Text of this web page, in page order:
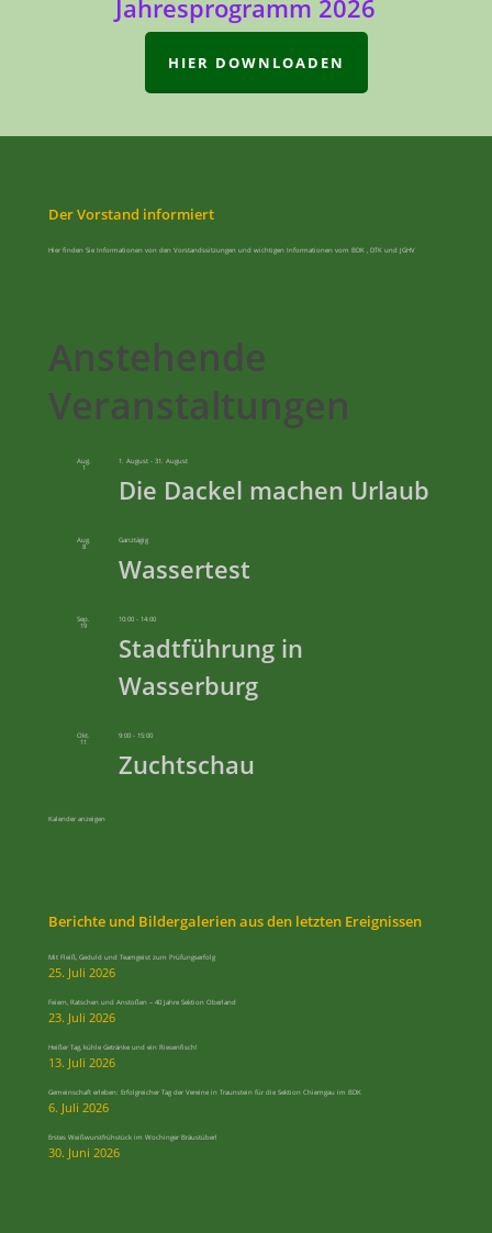
Jahresprogramm 2026
HIER DOWNLOADEN
Der Vorstand informiert
Hier finden Sie Informationen von den Vorstandssitzungen und wichtigen Informationen vom BDK , DTK und JGHV
Anstehende
Veranstaltungen
Aug.
1
1. August -31. August
Die Dackel machen Urlaub
Aug.
8
Ganztägig
Wassertest
Sep.
19
10:00 -14:00
Stadtführung in
Wasserburg
Okt.
11
9:00 -15:00
Zuchtschau
Kalender anzeigen
Berichte und Bildergalerien aus den letzten Ereignissen
Mit Fleiß, Geduld und Teamgeist zum Prüfungserfolg
25. Juli 2026
Feiern, Ratschen und Anstoßen – 40 Jahre Sektion Oberland
23. Juli 2026
Heißer Tag, kühle Getränke und ein Riesenfisch!
13. Juli 2026
Gemeinschaft erleben: Erfolgreicher Tag der Vereine in Traunstein für die Sektion Chiemgau im BDK
6. Juli 2026
Erstes Weißwurstfrühstück im Wochinger Bräustüberl
30. Juni 2026